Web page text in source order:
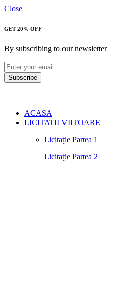
Close
GET 20% OFF
By subscribing to our newsletter
Subscribe
ACASA
LICITATII VIITOARE
Licitație Partea 1
Licitație Partea 2